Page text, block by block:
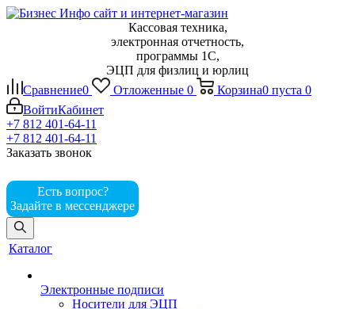
Кассовая техника,
электронная отчетность,
программы 1С,
ЭЦП для физлиц и юрлиц
Сравнение0 Отложенные 0 Корзина0 пуста 0
ВойтиКабинет
+7 812 401-64-11
+7 812 401-64-11
Заказать звонок
Есть вопрос?
Задайте в мессенджере
Каталог
Электронные подписи
Носители для ЭЦП